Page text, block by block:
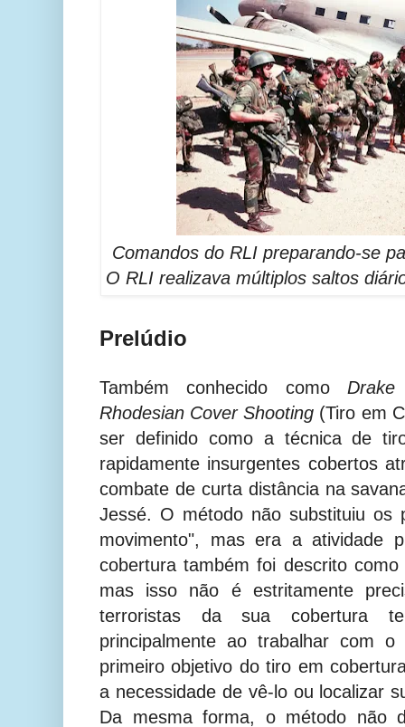
Comandos do RLI preparando-se
O RLI realizava múltiplos saltos
Prelúdio
Também conhecido comoDrake
Rhodesian Cover Shooting (Tiro em
ser definido como a técnica de
rapidamente insurgentes cobertos
combate de curta distância na
Jessé. O método não substituiu os
movimento", mas era a atividade
cobertura também foi descrito
mas isso não é estritamente
terroristas da sua cobertura
principalmente ao trabalhar com
primeiro objetivo do tiro em
a necessidade de vê-lo ou localizar
Da mesma forma, o método não